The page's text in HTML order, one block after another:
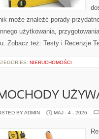
może znaleźć porady
użytkowania,
Zobacz też: Testy i Recenzje
NIERUCHOMOŚCI
BY ADMIN MAJ - 4 - 2026